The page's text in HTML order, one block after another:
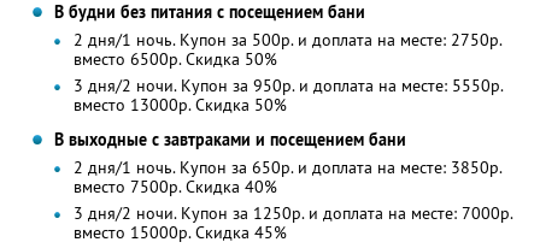
В будни без питания с посещением бани
2 дня/1 ночь. Купон за 500р. и доплата на месте: 2750р.
вместо 6500р.Скидка 50%
3 дня/2 ночи. Купон за 950р. и доплата на месте: 5550р.
вместо 13000р.Скидка 50%
В выходные с завтраками и посещением бани
2 дня/1 ночь. Купон за 650р. и доплата на месте: 3850р.
вместо 7500р.Скидка 40%
3 дня/2 ночи. Купон за 1250р. и доплата на месте: 7000р.
вместо 15000р.Скидка 45%